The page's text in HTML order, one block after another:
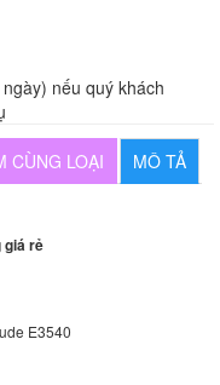
nếu quý khách
MÔ TẢ
CÙNG LOẠI
giá rẻ
E3540